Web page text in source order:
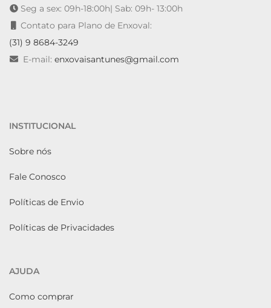
Seg a sex: 09h-18:00h| Sab: 09h- 13:00h
Contato para Plano de Enxoval:
(31) 9 8684-3249
E-mail: enxovaisantunes@gmail.com
INSTITUCIONAL
Sobre nós
Fale Conosco
Políticas de Envio
Políticas de Privacidades
AJUDA
Como comprar